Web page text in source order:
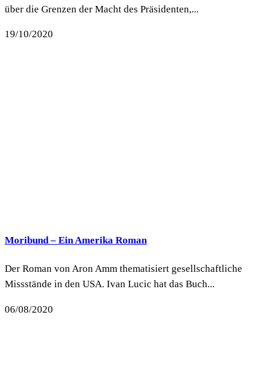
über die Grenzen der Macht des Präsidenten,...
19/10/2020
Moribund – Ein Amerika Roman
Der Roman von Aron Amm thematisiert gesellschaftliche
Missstände in den USA. Ivan Lucic hat das Buch...
06/08/2020